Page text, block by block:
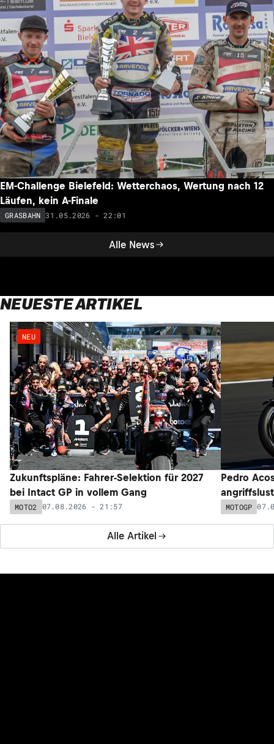
Alle News
EM-Challenge Bielefeld: Wetterchaos, Wertung nach 12
Läufen, kein A-Finale
GRASBAHN 31.05.2026 - 22:01
NEUESTE ARTIKEL
Alle Artikel
NEU
Zukunftspläne: Fahrer-Selektion für 2027
bei Intact GP in vollem Gang
MOTO2 07.08.2026 - 21:57
Pedro
MOTOGP